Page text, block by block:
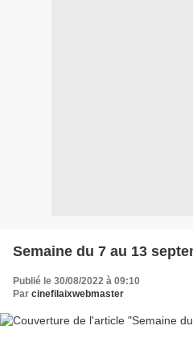
Semaine du 7 au 13
Publié le 30/08/2022 à 09:10
Par cinefilaixwebmaster